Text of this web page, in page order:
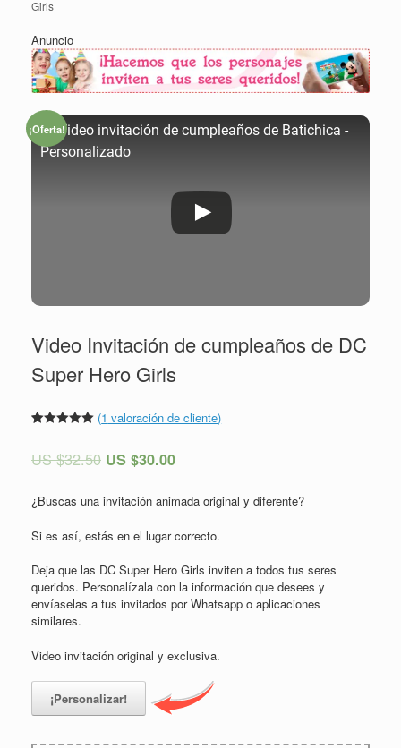
Girls
Anuncio
¡Oferta!
🥇 Video invitación de cumpleaños de Batichica -
Personalizado
Video Invitación de cumpleaños de DC
Super Hero Girls
5 basado
(1 valoración de cliente)
US $32.50 US $30.00
¿Buscas una invitación animada original y diferente?
Si es así, estás en el lugar correcto.
Deja que las DC Super Hero Girls inviten a todos tus seres
queridos. Personalízala con la información que desees y
envíaselas a tus invitados por Whatsapp o aplicaciones
similares.
Video invitación original y exclusiva.
¡Personalizar!